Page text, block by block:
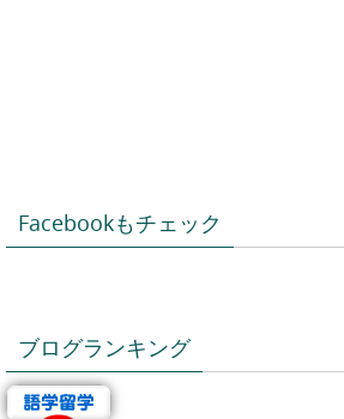
Facebookもチェック
ブログランキング